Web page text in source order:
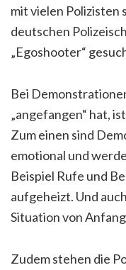
mit vielen Polizisten
deutschen
„Egoshooter“
Bei
„angefangen“ hat,
Zum einen sind
emotional und
Beispiel Rufe und
aufgeheizt. Und
Situation von
Zudem stehen die